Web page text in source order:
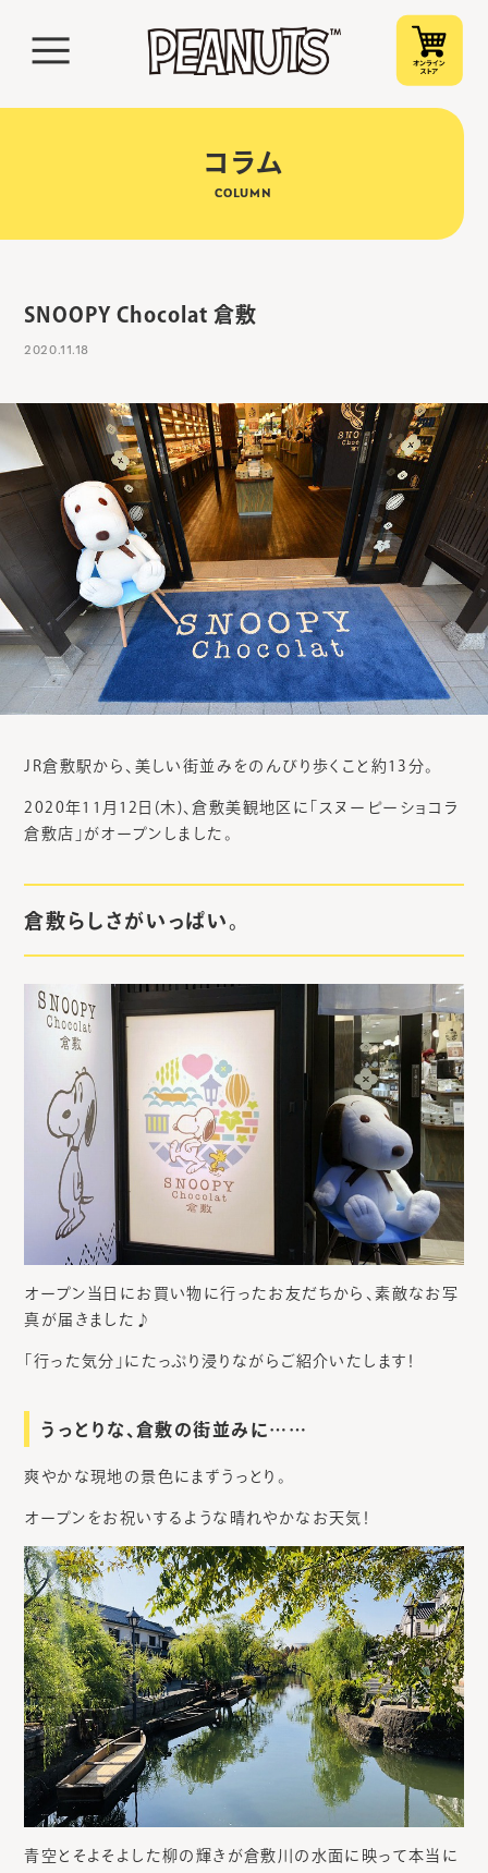
コラム
COLUMN
SNOOPY Chocolat 倉敷
2020.11.18
JR倉敷駅から、美しい街並みをのんびり歩くこと約13分。
2020年11月12日(木)、倉敷美観地区に「スヌーピーショコラ
倉敷店」がオープンしました。
倉敷らしさがいっぱい。
オープン当日にお買い物に行ったお友だちから、素敵なお写
真が届きました♪
「行った気分」にたっぷり浸りながらご紹介いたします！
うっとりな、倉敷の街並みに……
爽やかな現地の景色にまずうっとり。
オープンをお祝いするような晴れやかなお天気！
青空とそよそよした柳の輝きが倉敷川の水面に映って本当に